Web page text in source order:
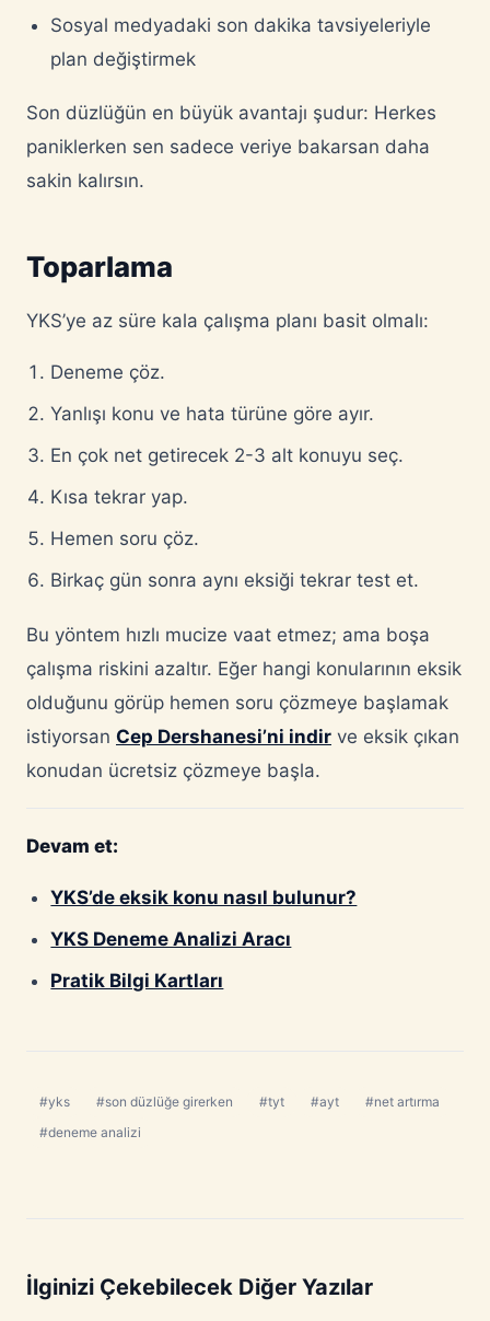
Sosyal medyadaki son dakika tavsiyeleriyle
plan değiştirmek
Son düzlüğün en büyük avantajı şudur: Herkes
paniklerken sen sadece veriye bakarsan daha
sakin kalırsın.
Toparlama
YKS’ye az süre kala çalışma planı basit olmalı:
Deneme çöz.
Yanlışı konu ve hata türüne göre ayır.
En çok net getirecek 2-3 alt konuyu seç.
Kısa tekrar yap.
Hemen soru çöz.
Birkaç gün sonra aynı eksiği tekrar test et.
Bu yöntem hızlı mucize vaat etmez; ama boşa
çalışma riskini azaltır. Eğer hangi konularının eksik
olduğunu görüp hemen soru çözmeye başlamak
istiyorsan Cep Dershanesi’ni indir ve eksik çıkan
konudan ücretsiz çözmeye başla.
Devam et:
YKS’de eksik konu nasıl bulunur?
YKS Deneme Analizi Aracı
Pratik Bilgi Kartları
#yks #son düzlüğe girerken #tyt #ayt
#net artırma
#deneme analizi
İlginizi Çekebilecek Diğer Yazılar